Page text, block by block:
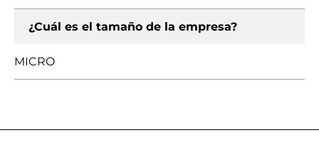
¿Cuál es el tamaño de la empresa?
MICRO